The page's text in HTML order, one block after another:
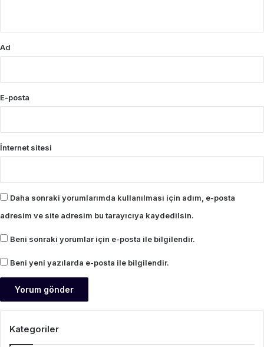
Ad
E-posta
İnternet sitesi
Daha sonraki yorumlarımda kullanılması için adım, e-posta
adresim ve site adresim bu tarayıcıya kaydedilsin.
Beni sonraki yorumlar için e-posta ile bilgilendir.
Beni yeni yazılarda e-posta ile bilgilendir.
Kategoriler